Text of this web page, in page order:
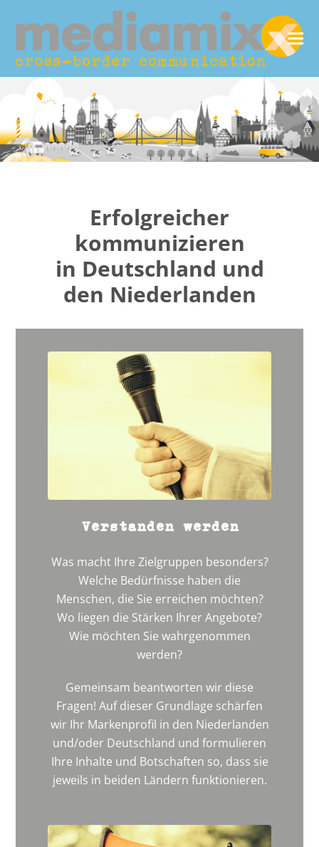
Erfolgreicher
kommunizieren
in Deutschland und
den Niederlanden
Verstanden werden
Was macht Ihre Zielgruppen besonders?
Welche Bedürfnisse haben die
Menschen, die Sie erreichen möchten?
Wo liegen die Stärken Ihrer Angebote?
Wie möchten Sie wahrgenommen
werden?
Gemeinsam beantworten wir diese
Fragen! Auf dieser Grundlage schärfen
wir Ihr Markenprofil in den Niederlanden
und/oder Deutschland und formulieren
Ihre Inhalte und Botschaften so, dass sie
jeweils in beiden Ländern funktionieren.